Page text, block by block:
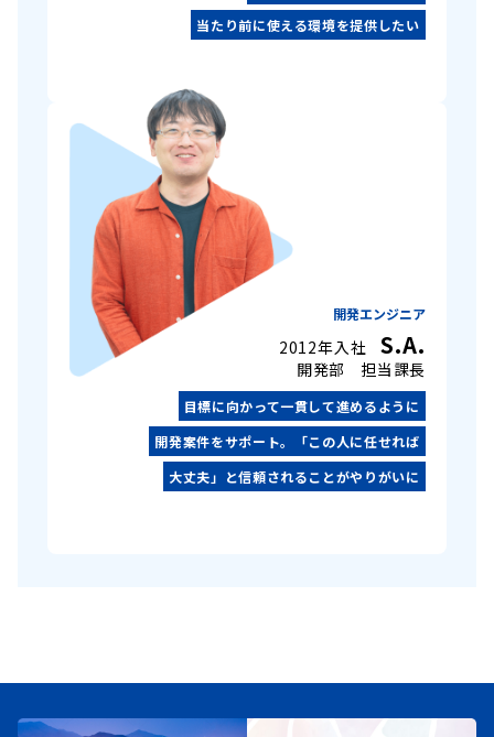
当たり前に使える環境を提供したい
開発エンジニア
2012年入社 S.A.
開発部 担当課長
目標に向かって一貫して進めるように
開発案件をサポート。「この人に任せれば
大丈夫」と信頼されることがやりがいに